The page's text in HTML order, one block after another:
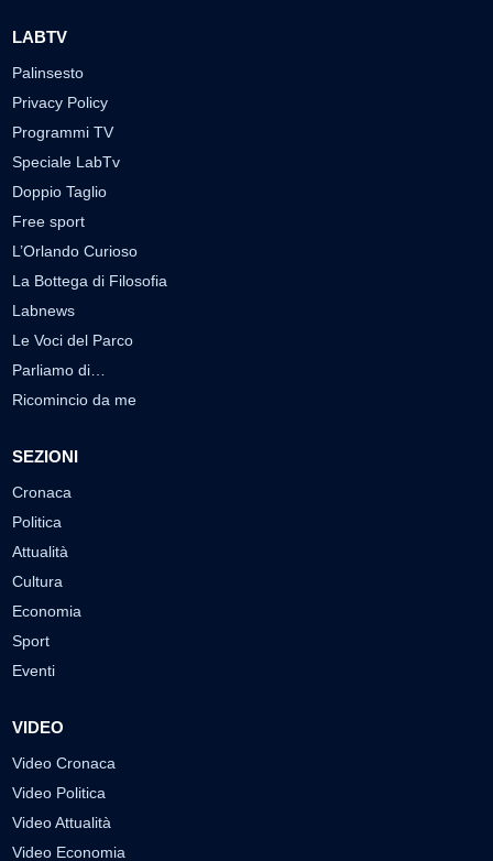
LABTV
Palinsesto
Privacy Policy
Programmi TV
Speciale LabTv
Doppio Taglio
Free sport
L’Orlando Curioso
La Bottega di Filosofia
Labnews
Le Voci del Parco
Parliamo di…
Ricomincio da me
SEZIONI
Cronaca
Politica
Attualità
Cultura
Economia
Sport
Eventi
VIDEO
Video Cronaca
Video Politica
Video Attualità
Video Economia